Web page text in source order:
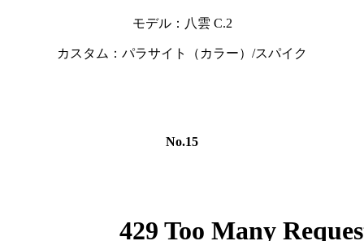
モデル：八雲 C.2
カスタム：パラサイト（カラー）/スパイク
No.15